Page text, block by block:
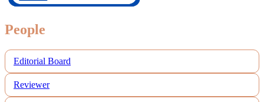
People
Editorial Board
Reviewer